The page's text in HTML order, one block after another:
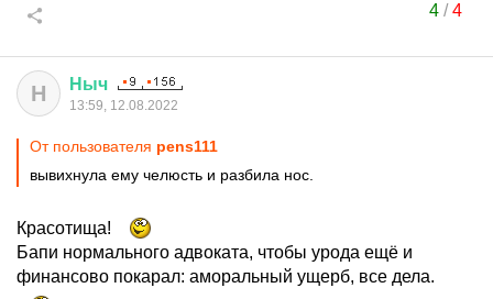
4/4
Н Ныч
13:59, 12.08.2022
От пользователя pens111
вывихнула ему челюсть и разбила нос.
Красотища!
Бапи нормального адвоката, чтобы урода ещё и
финансово покарал: аморальный ущерб, все дела.